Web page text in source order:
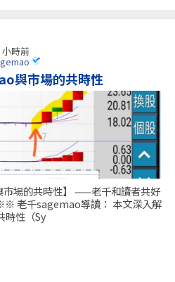
小時前
與市場的共時性
市場的共時性】 ——老千和讀者共好
老千sagemao導讀： 本文深入解
時性（Sy